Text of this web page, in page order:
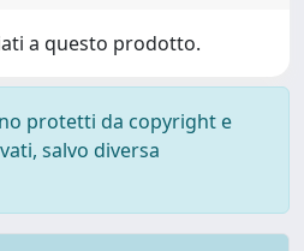
a questo prodotto.
protetti da copyright e
salvo diversa